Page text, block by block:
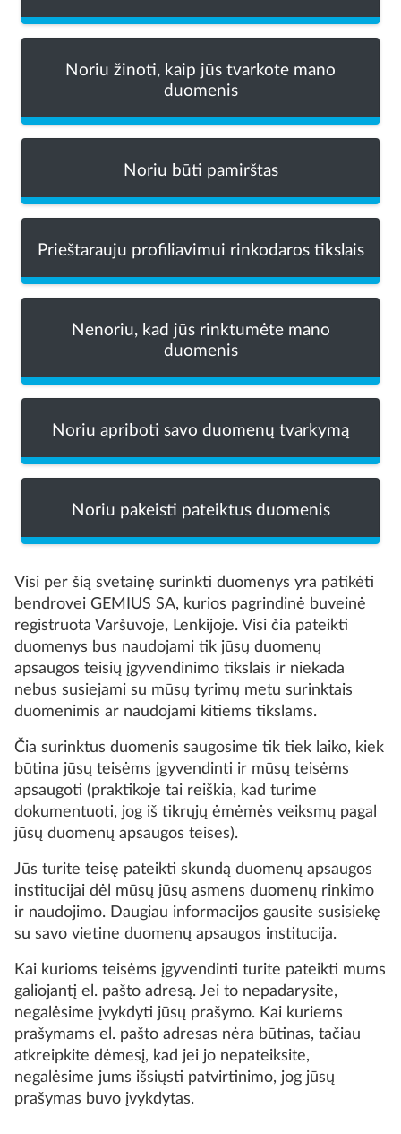
Noriu žinoti, kaip jūs tvarkote mano
duomenis
Noriu būti pamirštas
Prieštarauju profiliavimui rinkodaros tikslais
Nenoriu, kad jūs rinktumėte mano
duomenis
Noriu apriboti savo duomenų tvarkymą
Noriu pakeisti pateiktus duomenis
Visi per šią svetainę surinkti duomenys yra patikėti
bendrovei GEMIUS SA, kurios pagrindinė buveinė
registruota Varšuvoje, Lenkijoje. Visi čia pateikti
duomenys bus naudojami tik jūsų duomenų
apsaugos teisių įgyvendinimo tikslais ir niekada
nebus susiejami su mūsų tyrimų metu surinktais
duomenimis ar naudojami kitiems tikslams.
Čia surinktus duomenis saugosime tik tiek laiko, kiek
būtina jūsų teisėms įgyvendinti ir mūsų teisėms
apsaugoti (praktikoje tai reiškia, kad turime
dokumentuoti, jog iš tikrųjų ėmėmės veiksmų pagal
jūsų duomenų apsaugos teises).
Jūs turite teisę pateikti skundą duomenų apsaugos
institucijai dėl mūsų jūsų asmens duomenų rinkimo
ir naudojimo. Daugiau informacijos gausite susisiekę
su savo vietine duomenų apsaugos institucija.
Kai kurioms teisėms įgyvendinti turite pateikti mums
galiojantį el. pašto adresą. Jei to nepadarysite,
negalėsime įvykdyti jūsų prašymo. Kai kuriems
prašymams el. pašto adresas nėra būtinas, tačiau
atkreipkite dėmesį, kad jei jo nepateiksite,
negalėsime jums išsiųsti patvirtinimo, jog jūsų
prašymas buvo įvykdytas.